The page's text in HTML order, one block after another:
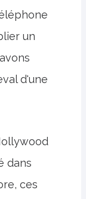
un
d'une
dans
ces